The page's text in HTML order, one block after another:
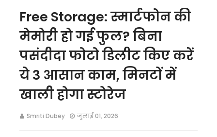
Free Storage: स्मार्टफोन की
मेमोरी हो गई फुल? बिना
पसंदीदा फोटो डिलीट किए करें
ये 3 आसान काम, मिनटों में
खाली होगा स्टोरेज
Smriti Dubey जुलाई 01, 2026